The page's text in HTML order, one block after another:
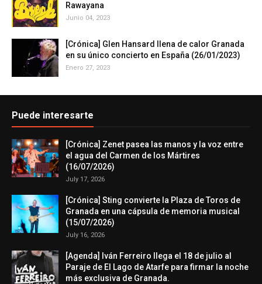
Rawayana
Junio 04, 2023
[Crónica] Glen Hansard llena de calor Granada
en su único concierto en España (26/01/2023)
Enero 27, 2023
Puede interesarte
[Crónica] Zenet pasea las manos y la voz entre
el agua del Carmen de los Mártires
(16/07/2026)
July 17, 2026
[Crónica] Sting convierte la Plaza de Toros de
Granada en una cápsula de memoria musical
(15/07/2026)
July 16, 2026
[Agenda] Iván Ferreiro llega el 18 de julio al
Paraje de El Lago de Atarfe para firmar la noche
más exclusiva de Granada.